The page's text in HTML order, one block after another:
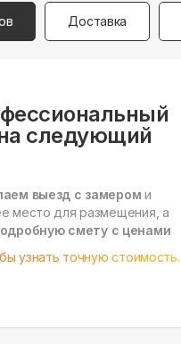
Доставка
следующий
выезд с замером и
место для размещения, а
смету с ценами
узнать точную стоимость.